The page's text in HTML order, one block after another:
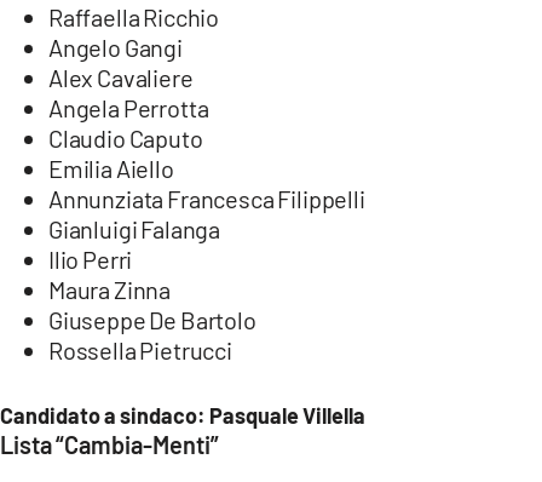
Raffaella Ricchio
Angelo Gangi
Alex Cavaliere
Angela Perrotta
Claudio Caputo
Emilia Aiello
Annunziata Francesca Filippelli
Gianluigi Falanga
Ilio Perri
Maura Zinna
Giuseppe De Bartolo
Rossella Pietrucci
Candidato a sindaco: Pasquale Villella
Lista “Cambia-Menti”